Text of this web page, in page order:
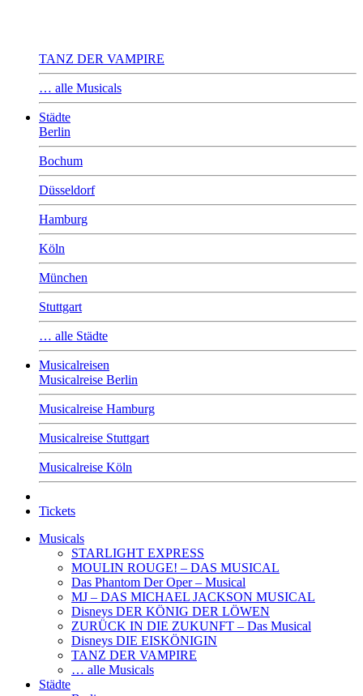
TANZ DER VAMPIRE
… alle Musicals
Städte
Berlin
Bochum
Düsseldorf
Hamburg
Köln
München
Stuttgart
… alle Städte
Musicalreisen
Musicalreise Berlin
Musicalreise Hamburg
Musicalreise Stuttgart
Musicalreise Köln
Tickets
Musicals
STARLIGHT EXPRESS
MOULIN ROUGE! – DAS MUSICAL
Das Phantom Der Oper – Musical
MJ – DAS MICHAEL JACKSON MUSICAL
Disneys DER KÖNIG DER LÖWEN
ZURÜCK IN DIE ZUKUNFT – Das Musical
Disneys DIE EISKÖNIGIN
TANZ DER VAMPIRE
… alle Musicals
Städte